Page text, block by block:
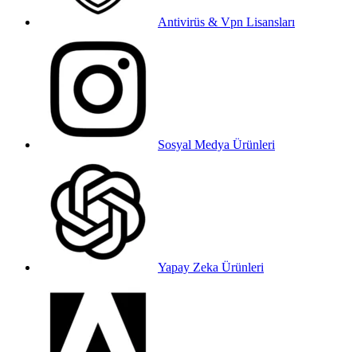
Antivirüs & Vpn Lisansları
Sosyal Medya Ürünleri
Yapay Zeka Ürünleri